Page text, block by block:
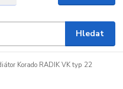
Hledat
Korado RADIK VK typ 22